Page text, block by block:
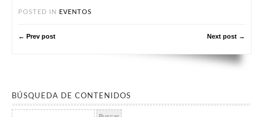
POSTED IN EVENTOS
← Prev post Next post →
BÚSQUEDA DE CONTENIDOS
Buscar: